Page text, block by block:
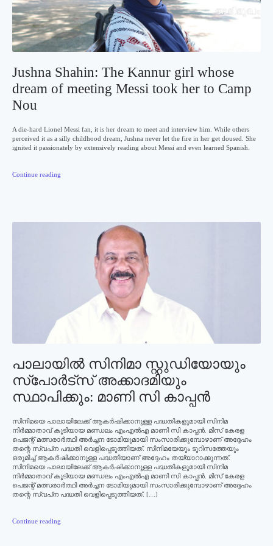
Jushna Shahin: The Kannur girl whose
dream of meeting Messi took her to Camp
Nou
A die-hard Lionel Messi fan, it is her dream to meet and interview him. While others
perceived it as a silly childhood dream, Jushna never let the fire in her get doused. She
ignited it passionately by extensively reading about Messi and even learned Spanish.
Continue reading
പാലായില്‍ സിനിമാ സ്റ്റുഡിയോയും
സ്‌പോര്‍ട്‌സ് അക്കാദമിയും
സ്ഥാപിക്കും: മാണി സി കാപ്പന്‍
സിനിമയെ പാലായിലേക്ക് ആകര്‍ഷിക്കാനുള്ള പദ്ധതികളുമായി സിനിമ
നിര്‍മ്മാതാവ് കൂടിയായ മണ്ഡലം എംഎല്‍എ മാണി സി കാപ്പന്‍. മിസ് കേരള
പെജന്റ് മത്സരാര്‍ത്ഥി അര്‍ച്ചന ടോമിയുമായി സംസാരിക്കുമ്പോഴാണ് അദ്ദേഹം
തന്റെ സ്വപ്‌ന പദ്ധതി വെളിപ്പെടുത്തിയത്. സിനിമയേയും ടൂറിസത്തേയും
ഒരുമിച്ച് ആകര്‍ഷിക്കാനുള്ള പദ്ധതിയാണ് അദ്ദേഹം തയ്യാറാക്കുന്നത്.
സിനിമയെ പാലായിലേക്ക് ആകര്‍ഷിക്കാനുള്ള പദ്ധതികളുമായി സിനിമ
നിര്‍മ്മാതാവ് കൂടിയായ മണ്ഡലം എംഎല്‍എ മാണി സി കാപ്പന്‍. മിസ് കേരള
പെജന്റ് മത്സരാര്‍ത്ഥി അര്‍ച്ചന ടോമിയുമായി സംസാരിക്കുമ്പോഴാണ് അദ്ദേഹം
തന്റെ സ്വപ്‌ന പദ്ധതി വെളിപ്പെടുത്തിയത്. […]
Continue reading